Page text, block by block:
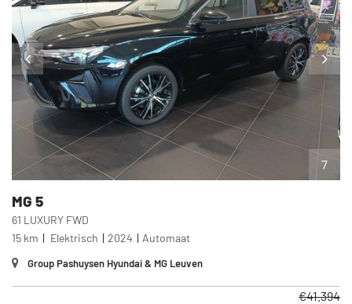
7
MG 5
61 LUXURY FWD
15 km
Elektrisch 2024 Automaat
Group Pashuysen Hyundai & MG Leuven
€41.394